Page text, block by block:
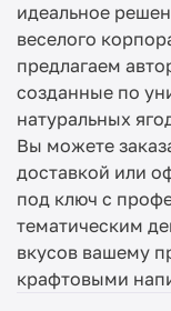
идеальное
веселого
предлагаем
созданные по
натуральных
Вы можете
доставкой или
под ключ с
тематическим
вкусов вашему
крафтовыми